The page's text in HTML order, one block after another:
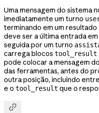
Uma mensagem do sistema
imediatamente um turno
terminando em um
deve ser a última entrada em
seguida por um turno
carrega blocos tool_result
pode colocar a mensagem
das ferramentas, antes do
outra posição, incluindo
e o tool_result que o
